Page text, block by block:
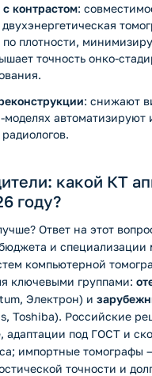
контрастом:
по плотности,
точность онко-
: снижают
автоматизируют
какой КТ
году?
Ответ на этот
и специализации
компьютерной
ключевыми группами:
Электрон) и
Toshiba). Российские
адаптации под ГОСТ и
импортные томографы
точности и